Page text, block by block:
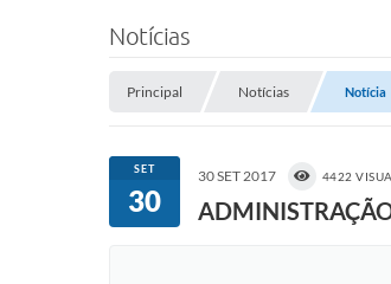
Notícias
Principal Notícias Notícia
SET
30
30 SET 2017 4422